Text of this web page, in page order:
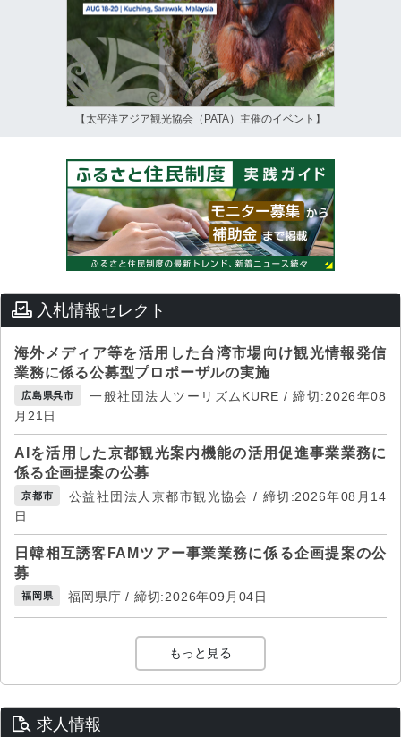
【太平洋アジア観光協会（PATA）主催のイベント】
入札情報セレクト
海外メディア等を活用した台湾市場向け観光情報発信
業務に係る公募型プロポーザルの実施
広島県呉市
一般社団法人ツーリズムKURE / 締切:2026年08
月21日
AIを活用した京都観光案内機能の活用促進事業業務に
係る企画提案の公募
京都市
公益社団法人京都市観光協会 / 締切:2026年08月14
日
日韓相互誘客FAMツアー事業業務に係る企画提案の公
募
福岡県 福岡県庁 / 締切:2026年09月04日
もっと見る
求人情報